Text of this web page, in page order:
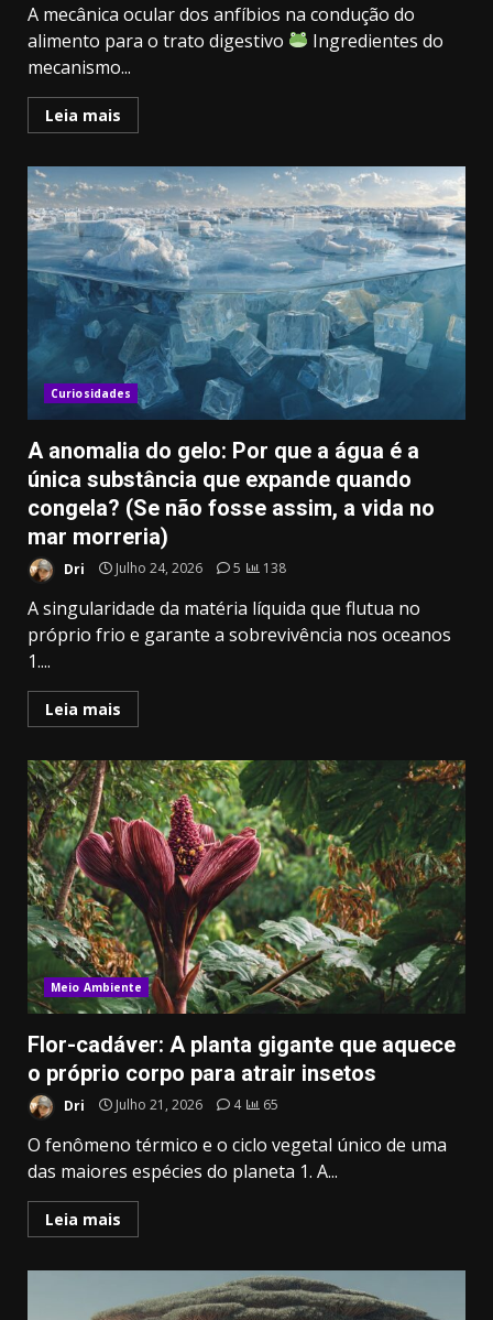
A mecânica ocular dos anfíbios na condução do
alimento para o trato digestivo
Ingredientes do
mecanismo...
Leia mais
Curiosidades
A anomalia do gelo: Por que a água é a
única substância que expande quando
congela? (Se não fosse assim, a vida no
mar morreria)
Dri Julho 24, 2026 5 138
A singularidade da matéria líquida que flutua no
próprio frio e garante a sobrevivência nos oceanos
1....
Leia mais
Meio Ambiente
Flor-cadáver: A planta gigante que aquece
o próprio corpo para atrair insetos
Dri Julho 21, 2026 4 65
O fenômeno térmico e o ciclo vegetal único de uma
das maiores espécies do planeta 1. A...
Leia mais